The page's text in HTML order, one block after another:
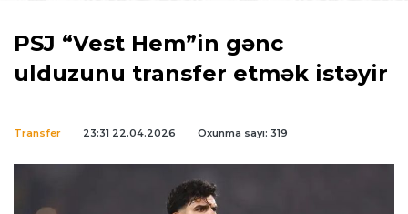
PSJ “Vest Hem”in gənc
ulduzunu transfer etmək istəyir
Transfer 23:31 22.04.2026 Oxunma sayı: 319